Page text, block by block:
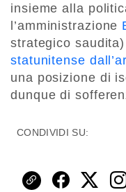
insieme alla
l’amministrazione
strategico
statunitense
una posizione di
dunque di
CONDIVIDI SU: